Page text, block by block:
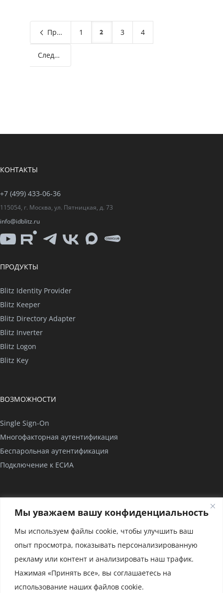
Мы уважаем вашу конфиденциальность
Мы используем файлы cookie, чтобы улучшить ваш
опыт просмотра, показывать персонализированную
рекламу или контент и анализировать наш трафик.
Нажимая «Принять все», вы соглашаетесь на
использование наших файлов cookie.
Предыдущая 1 2 3 4
Следующая
КОНТАКТЫ
+7 (499) 433-06-36
115054, г. Москва, ул. Пятницкая, д. 73
info@idblitz.ru
YouTubeRutubeTelegram
VK Max
CISO
ПРОДУКТЫ
Blitz Identity Provider
Blitz Keeper
Blitz Directory Adapter
Blitz Inverter
Blitz Logon
Blitz Key
ВОЗМОЖНОСТИ
Single Sign-On
Многофакторная аутентификация
Беспарольная аутентификация
Подключение к ЕСИА
О нас
Сертификаты